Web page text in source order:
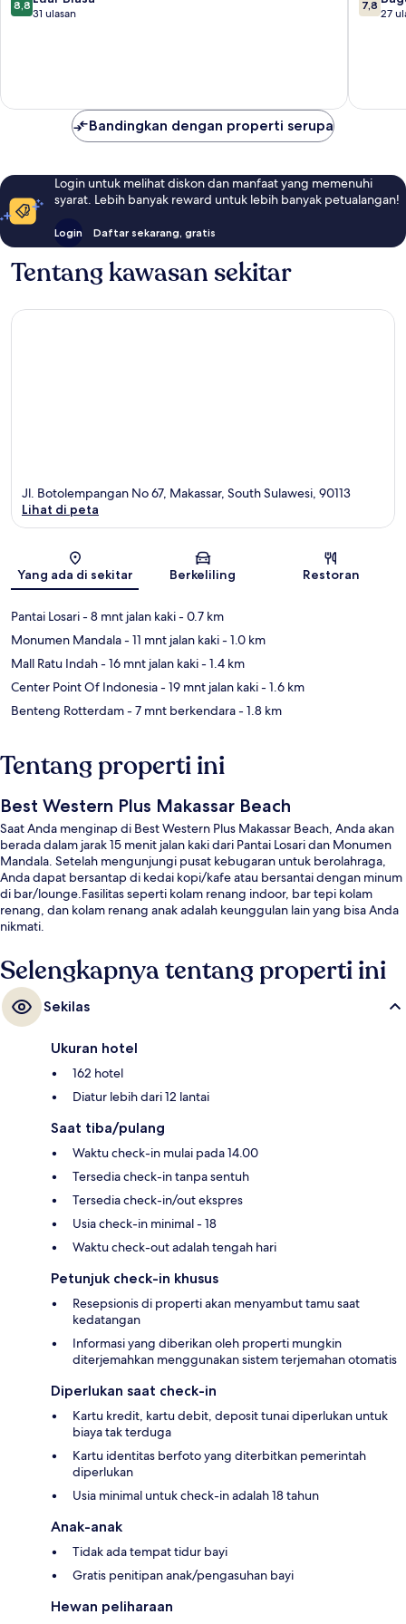
dari
8,8
31 ulasan
dari
7,8
27
Bandingkan dengan properti serupa
Login untuk melihat diskon dan manfaat yang memenuhi
syarat. Lebih banyak reward untuk lebih banyak petualangan!
Login Daftar sekarang, gratis
Tentang kawasan sekitar
Peta
Jl. Botolempangan No 67, Makassar, South Sulawesi, 90113
Lihat di peta
Yang ada di sekitar Berkeliling Restoran
Pantai Losari- 8 mnt jalan kaki- 0.7 km
Monumen Mandala- 11 mnt jalan kaki- 1.0 km
Mall Ratu Indah- 16 mnt jalan kaki- 1.4 km
Center Point Of Indonesia- 19 mnt jalan kaki- 1.6 km
Benteng Rotterdam- 7 mnt berkendara- 1.8 km
Tentang properti ini
Best Western Plus Makassar Beach
Saat Anda menginap di Best Western Plus Makassar Beach, Anda akan
berada dalam jarak 15 menit jalan kaki dari Pantai Losari dan Monumen
Mandala. Setelah mengunjungi pusat kebugaran untuk berolahraga,
Anda dapat bersantap di kedai kopi/kafe atau bersantai dengan minum
di bar/lounge.Fasilitas seperti kolam renang indoor, bar tepi kolam
renang, dan kolam renang anak adalah keunggulan lain yang bisa Anda
nikmati.
Selengkapnya tentang properti ini
Sekilas
Ukuran hotel
162 hotel
Diatur lebih dari 12 lantai
Saat tiba/pulang
Waktu check-in mulai pada 14.00
Tersedia check-in tanpa sentuh
Tersedia check-in/out ekspres
Usia check-in minimal - 18
Waktu check-out adalah tengah hari
Petunjuk check-in khusus
Resepsionis di properti akan menyambut tamu saat
kedatangan
Informasi yang diberikan oleh properti mungkin
diterjemahkan menggunakan sistem terjemahan otomatis
Diperlukan saat check-in
Kartu kredit, kartu debit, deposit tunai diperlukan untuk
biaya tak terduga
Kartu identitas berfoto yang diterbitkan pemerintah
diperlukan
Usia minimal untuk check-in adalah 18 tahun
Anak-anak
Tidak ada tempat tidur bayi
Gratis penitipan anak/pengasuhan bayi
Hewan peliharaan